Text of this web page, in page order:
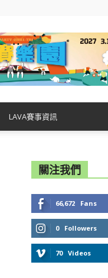
LAVA賽事資訊
關注我們
66,672 Fans
0 Followers
70 Videos